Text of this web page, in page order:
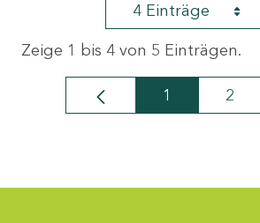
4 Einträge
Zeige 1 bis 4 von 5 Einträgen.
Seite
1 Seite
2